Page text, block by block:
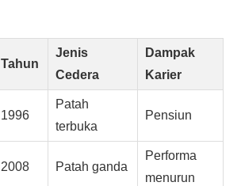
Tahun
Jenis
Cedera
Dampak
Karier
1996
Patah
terbuka
Pensiun
2008 Patah ganda
Performa
menurun